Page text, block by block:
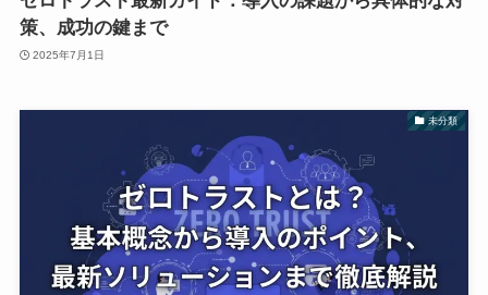
策、成功の鍵まで
2025年7月1日
未分類